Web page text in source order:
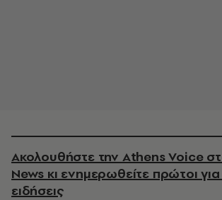
Ακολουθήστε την Athens Voice
News κι ενημερωθείτε πρώτοι για
ειδήσεις